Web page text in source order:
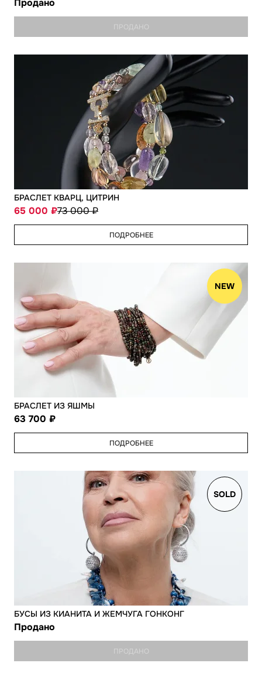
Продано
ПРОДАНО
БРАСЛЕТ КВАРЦ, ЦИТРИН
65 000 73 000
ПОДРОБНЕЕ
NEW
БРАСЛЕТ ИЗ ЯШМЫ
63 700
ПОДРОБНЕЕ
SOLD
БУСЫ ИЗ КИАНИТА И ЖЕМЧУГА ГОНКОНГ
Продано
ПРОДАНО